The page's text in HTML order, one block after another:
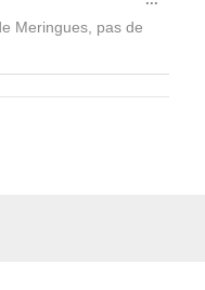
Meringues, pas de